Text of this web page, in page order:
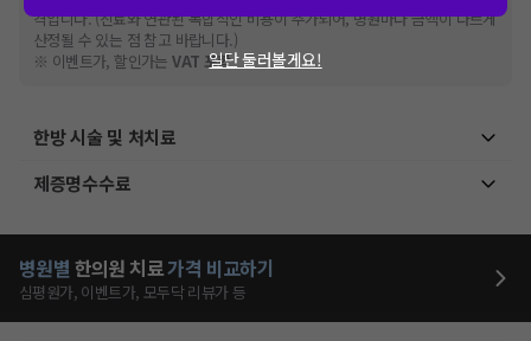
격입니다. (진료와 연관된 복합적인 비용이 추가되어, 병원마다 금액이 다르게
산정될 수 있는 점 참고 바랍니다.)
※ 이벤트가, 할인가는VAT 포함
한방 시술 및 처치료
제증명수수료
병원별 한의원 치료가격 비교하기
심평원가, 이벤트가, 모두닥 리뷰가 등
일단 둘러볼게요!